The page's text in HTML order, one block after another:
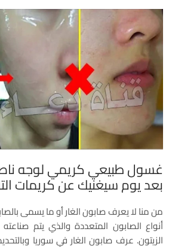
غسول طبيعي كريمي لوجه
بعد يوم سيغنيك عن كريمات
من منا لا يعرف صابون الغار أو ما يسمى
أنواع الصابون المتعددة والذي يتم
الزيتون. عرف صابون الغار في سوريا